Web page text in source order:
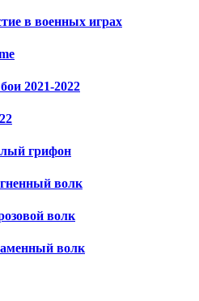
в военных играх
2021-2022
грифон
волк
волк
волк